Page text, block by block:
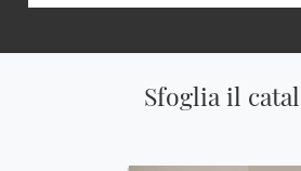
Sfoglia il